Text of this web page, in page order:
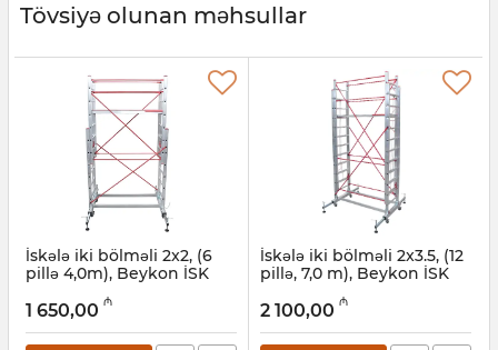
Tövsiyə olunan məhsullar
İskələ iki bölməli 2x2, (6
pillə 4,0m), Beykon İSK
Artikul: 010001079
1 650,00 ₼
İskələ iki bölməli 2x3.5, (12
pillə, 7,0 m), Beykon İSK
Artikul: 010001082
2 100,00 ₼